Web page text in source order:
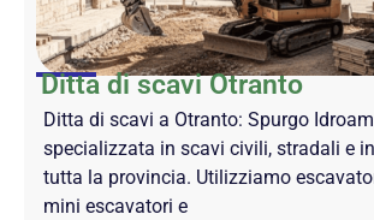
Ditta di scavi Otranto
Ditta di scavi a Otranto: Spurgo
specializzata in scavi civili, stradali e
tutta la provincia. Utilizziamo
mini escavatori e